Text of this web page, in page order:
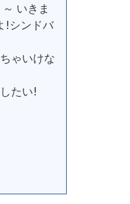
いきま
!シンドバ
ゃいけな
たい!